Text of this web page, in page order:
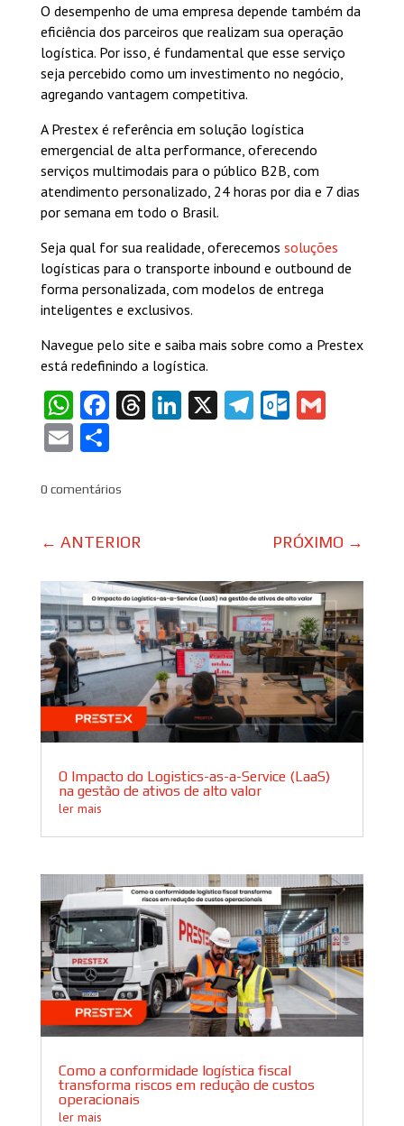
O desempenho de uma empresa depende também da
eficiência dos parceiros que realizam sua operação
logística. Por isso, é fundamental que esse serviço
seja percebido como um investimento no negócio,
agregando vantagem competitiva.
A Prestex é referência em solução logística
emergencial de alta performance, oferecendo
serviços multimodais para o público B2B, com
atendimento personalizado, 24 horas por dia e 7 dias
por semana em todo o Brasil.
Seja qual for sua realidade, oferecemos soluções
logísticas para o transporte inbound e outbound de
forma personalizada, com modelos de entrega
inteligentes e exclusivos.
Navegue pelo site e saiba mais sobre como a Prestex
está redefinindo a logística.
WhatsApp
Facebook
Threads
LinkedIn
X TelegramGmail
EmailShare
0 comentários
← ANTERIOR PRÓXIMO →
O Impacto do Logistics-as-a-Service (LaaS)
na gestão de ativos de alto valor
ler mais
Como a conformidade logística fiscal
transforma riscos em redução de custos
operacionais
ler mais